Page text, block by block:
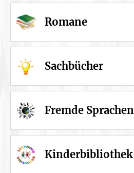
Romane
Sachbücher
Fremde Sprachen
Kinderbibliothek